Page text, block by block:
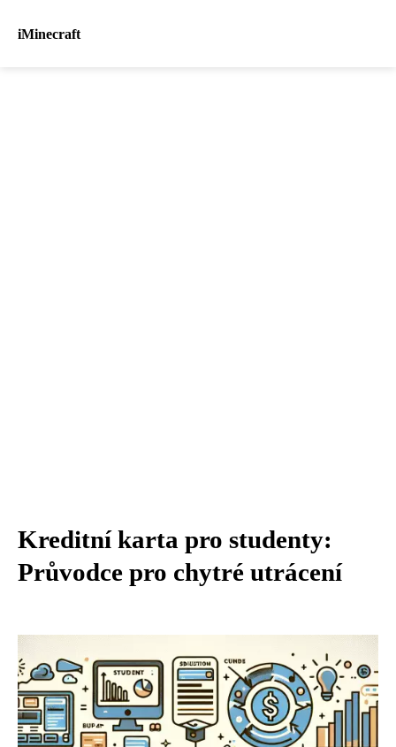
iMinecraft
Kreditní karta pro studenty:
Průvodce pro chytré utrácení